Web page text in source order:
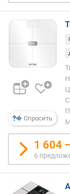
я
т
в
(
г
)
Спросить
1 604
6